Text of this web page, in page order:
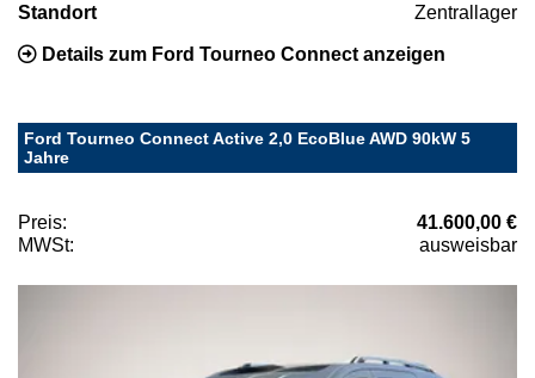
Standort Zentrallager
Details zum Ford Tourneo Connect anzeigen
Ford Tourneo Connect Active 2,0 EcoBlue AWD 90kW 5
Jahre
Preis:
41.600,00 €
MWSt:
ausweisbar